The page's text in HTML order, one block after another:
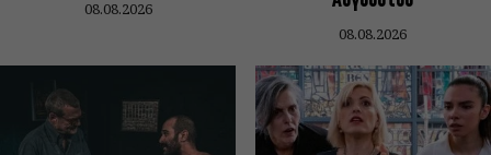
08.08.2026
08.08.2026